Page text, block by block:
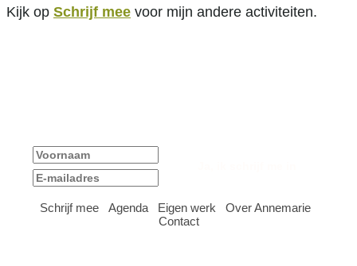
Kijk op Schrijf mee voor mijn andere activiteiten.
Schrijf mee Agenda Eigen werk Over Annemarie
Contact